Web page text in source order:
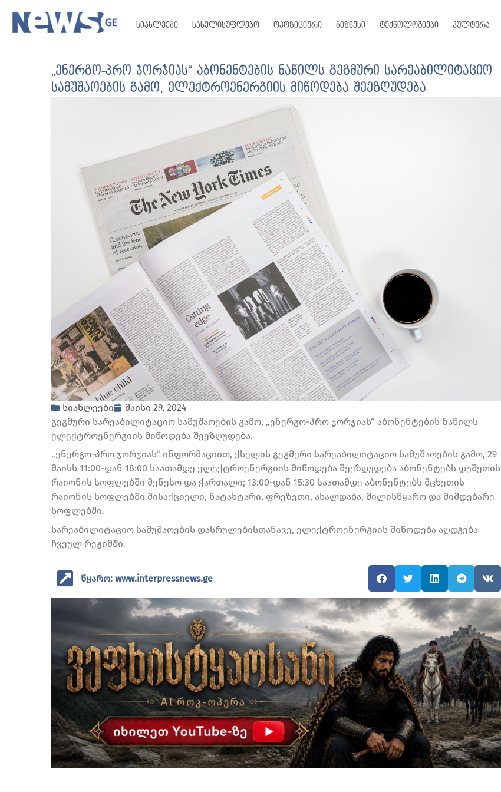
სიახლეები სახელისუფლებო ოპოზიციური ბიზნესი ტექნოლოგიები კულტურა
„ენერგო-პრო ჯორჯიას“ აბონენტების ნაწილს გეგმური სარეაბილიტაციო
სამუშაოების გამო, ელექტროენერგიის მიწოდება შეეზღუდება
სიახლეები
მაისი 29, 2024
გეგმური სარეაბილიტაციო სამუშაოების გამო, „ენერგო-პრო ჯორჯიას“ აბონენტების ნაწილს
ელექტროენერგიის მიწოდება შეეზღუდება.
„ენერგო-პრო ჯორჯიას“ ინფორმაციით, ქსელის გეგმური სარეაბილიტაციო სამუშაოების გამო, 29
მაისს 11:00-დან 18:00 საათამდე ელექტროენერგიის მიწოდება შეეზღუდება აბონენტებს დუშეთის
რაიონის სოფლებში მენესო და ჭართალი; 13:00-დან 15:30 საათამდე აბონენტებს მცხეთის
რაიონის სოფლებში მისაქციელი, ნატახტარი, ფრეზეთი, ახალდაბა, მილისწყარო და მიმდებარე
სოფლებში.
სარეაბილიტაციო სამუშაოების დასრულებისთანავე, ელექტროენერგიის მიწოდება აღდგება
ჩვეულ რეჟიმში.
წყარო: www.interpressnews.ge